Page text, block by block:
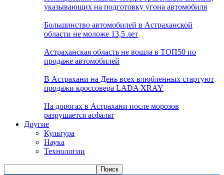
указывающих на подготовку угона автомобиля
Большинство автомобилей в Астраханской
области не моложе 13,5 лет
Астраханская область не вошла в ТОП50 по
продаже автомобилей
В Астрахани на День всех влюбленных стартуют
продажи кроссовера LADA XRAY
На дорогах в Астрахани после морозов
разрушается асфальт
Другие
Культура
Наука
Технологии